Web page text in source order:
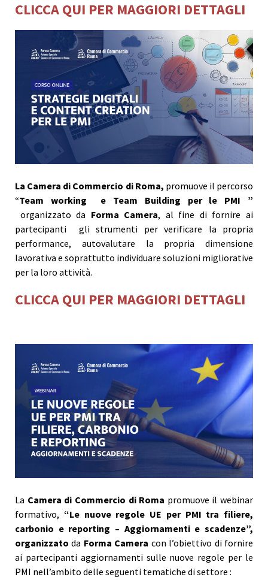
CLICCA QUI PER MAGGIORI DETTAGLI
La Camera di Commercio di Roma, promuove il percorso
“Team working e Team Building per le PMI ”
organizzato da Forma Camera, al fine di fornire ai
partecipanti gli strumenti per verificare la propria
performance, autovalutare la propria dimensione
lavorativa e soprattutto individuare soluzioni migliorative
per la loro attività.
CLICCA QUI PER MAGGIORI DETTAGLI
La Camera di Commercio di Roma promuove il webinar
formativo, “Le nuove regole UE per PMI tra filiere,
carbonio e reporting – Aggiornamenti e scadenze”,
organizzato da Forma Camera con l’obiettivo di fornire
ai partecipanti aggiornamenti sulle nuove regole per le
PMI nell’ambito delle seguenti tematiche di settore :